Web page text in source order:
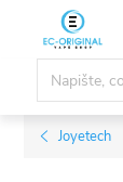
obsah
Joyetech